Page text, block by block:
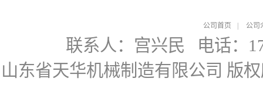
公司首页 公司
联系人：宫兴民 电话：
山东省天华机械制造有限公司 版